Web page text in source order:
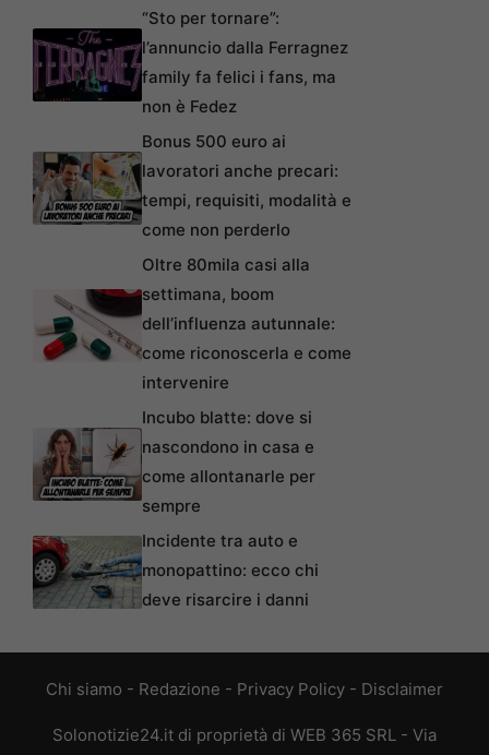
“Sto per tornare”:
l’annuncio dalla Ferragnez
family fa felici i fans, ma
non è Fedez
Bonus 500 euro ai
lavoratori anche precari:
tempi, requisiti, modalità e
come non perderlo
Oltre 80mila casi alla
settimana, boom
dell’influenza autunnale:
come riconoscerla e come
intervenire
Incubo blatte: dove si
nascondono in casa e
come allontanarle per
sempre
Incidente tra auto e
monopattino: ecco chi
deve risarcire i danni
Chi siamo - Redazione - Privacy Policy - Disclaimer
Solonotizie24.it di proprietà di WEB 365 SRL - Via